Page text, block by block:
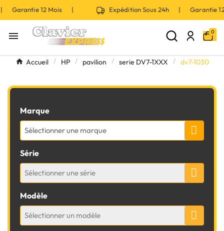
Garantie 12 Mois | Expédition Sous 24h | Garantie
 0
Accueil HP pavilion serie DV7-1XXX dv7-1030
Marque
Sélectionner une marque
Série
Sélectionner une série
Modèle
Sélectionner un modèle